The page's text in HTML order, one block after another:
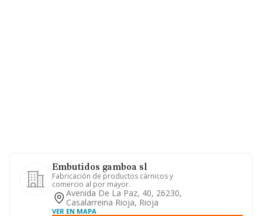
Embutidos gamboa sl
Fabricación de productos cárnicos y
comercio al por mayor.
Avenida De La Paz, 40, 26230,
Casalarreina Rioja, Rioja
VER EN MAPA